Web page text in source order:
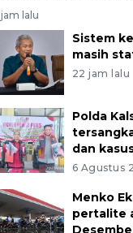
lalu
Sistem
masih
22 jam lalu
Polda
dan
6 Agustus
Menko
pertalite